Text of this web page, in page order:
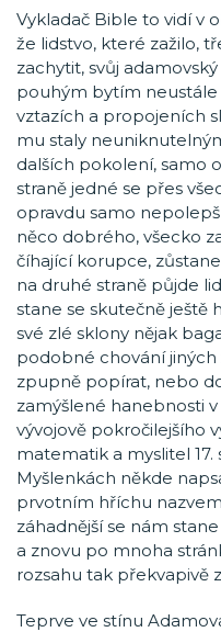
Vykladač Bible to vidí v
že lidstvo, které zažilo,
zachytit, svůj
pouhým bytím neustále
vztazích a propojeních
mu staly
dalších pokolení, samo
straně jedné se přes
opravdu samo
něco dobrého, všecko
číhající korupce,
na druhé straně půjde
stane se skutečně ještě
své zlé sklony nějak
podobné chování jiných
zpupně popírat, nebo
zamýšlené hanebnosti
vývojově pokročilejšího
matematik a myslitel
Myšlenkách někde
prvotním hříchu
záhadnější se nám
a znovu po mnoha
rozsahu tak překvapivě
Teprve ve stínu